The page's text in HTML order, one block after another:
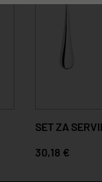
SET ZA
30,18 €